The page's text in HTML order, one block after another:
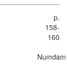
p.
158-
160
Numdam